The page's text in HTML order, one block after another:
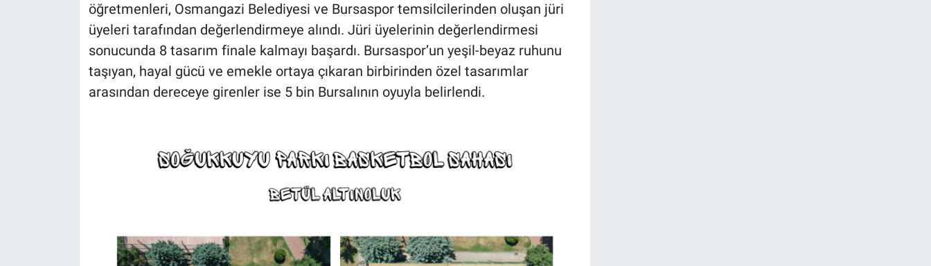
öğretmenleri, Osmangazi Belediyesi ve Bursaspor temsilcilerinden oluşan jüri
üyeleri tarafından değerlendirmeye alındı. Jüri üyelerinin değerlendirmesi
sonucunda 8 tasarım finale kalmayı başardı. Bursaspor’un yeşil-beyaz ruhunu
taşıyan, hayal gücü ve emekle ortaya çıkaran birbirinden özel tasarımlar
arasından dereceye girenler ise 5 bin Bursalının oyuyla belirlendi.